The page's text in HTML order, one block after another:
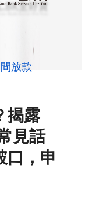
放款
揭露
見話
口，申